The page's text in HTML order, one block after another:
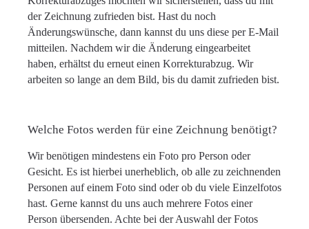
der Zeichnung zufrieden bist. Hast du noch
Änderungswünsche, dann kannst du uns diese per E-Mail
mitteilen. Nachdem wir die Änderung eingearbeitet
haben, erhältst du erneut einen Korrekturabzug. Wir
arbeiten so lange an dem Bild, bis du damit zufrieden bist.
Welche Fotos werden für eine Zeichnung benötigt?
Wir benötigen mindestens ein Foto pro Person oder
Gesicht. Es ist hierbei unerheblich, ob alle zu zeichnenden
Personen auf einem Foto sind oder ob du viele Einzelfotos
hast. Gerne kannst du uns auch mehrere Fotos einer
Person übersenden. Achte bei der Auswahl der Fotos